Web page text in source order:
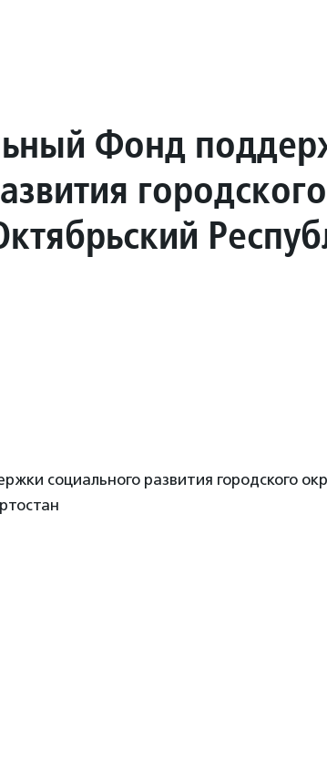
Фонд
городского
социального развития городского